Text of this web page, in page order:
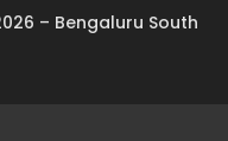
– Bengaluru South